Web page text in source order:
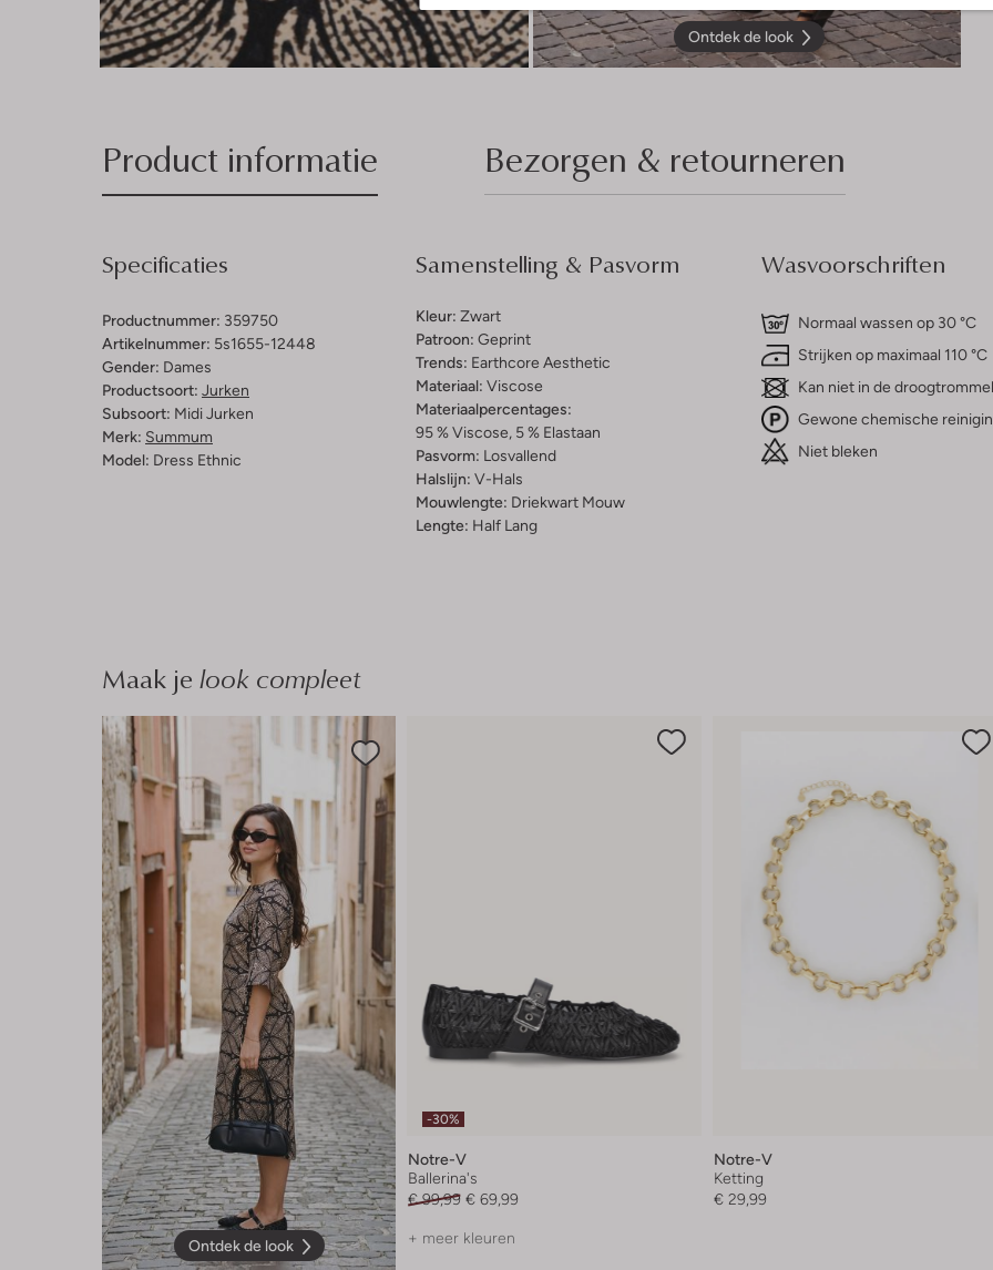
Ontdek de look
Product informatie Bezorgen & retourneren
Specificaties
Productnummer: 359750
Artikelnummer: 5s1655-12448
Gender: Dames
Productsoort: Jurken
Subsoort: Midi Jurken
Merk: Summum
Model: Dress Ethnic
Samenstelling & Pasvorm
Kleur: Zwart
Patroon: Geprint
Trends: Earthcore Aesthetic
Materiaal: Viscose
Materiaalpercentages:
95 % Viscose, 5 % Elastaan
Pasvorm: Losvallend
Halslijn: V-Hals
Mouwlengte: Driekwart Mouw
Lengte: Half Lang
Wasvoorschriften
Normaal wassen op 30 °C
Strijken op maximaal 110 °C
Kan niet in de droogtrommel
Gewone chemische
Niet bleken
Maak je look compleet
Ontdek de look
-30%
Notre-V
Ballerina's
€ 99,99 € 69,99
+ meer kleuren
Notre-V
Ketting
€ 29,99